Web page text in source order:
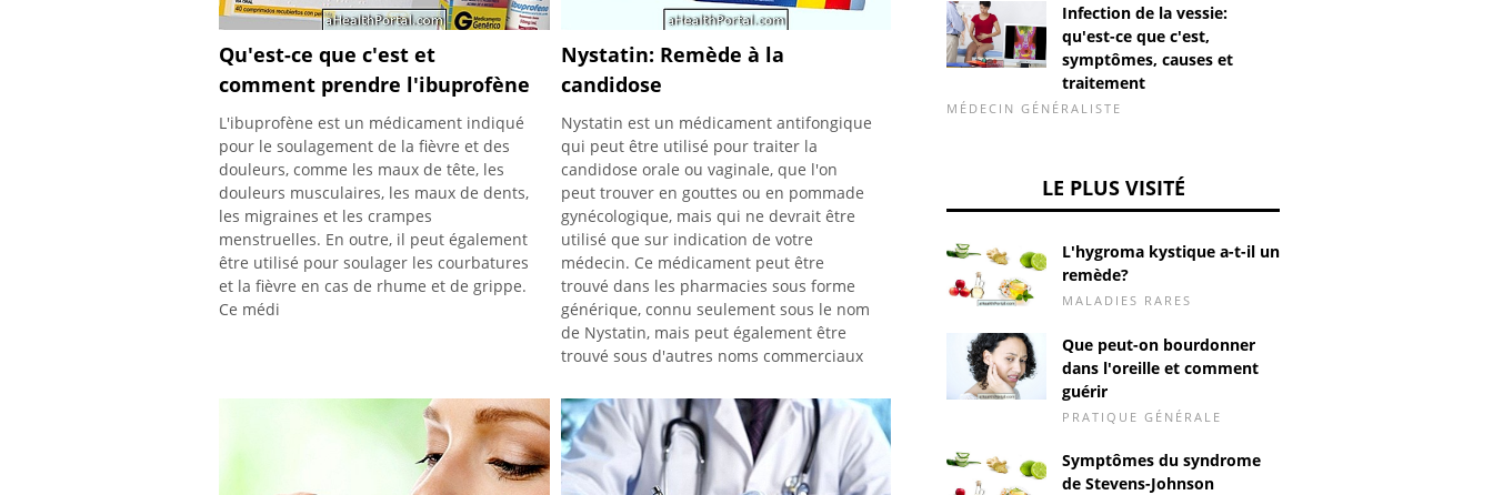
Qu'est-ce que c'est et
comment prendre l'ibuprofène
L'ibuprofène est un médicament indiqué
pour le soulagement de la fièvre et des
douleurs, comme les maux de tête, les
douleurs musculaires, les maux de dents,
les migraines et les crampes
menstruelles. En outre, il peut également
être utilisé pour soulager les courbatures
et la fièvre en cas de rhume et de grippe.
Ce médi
Nystatin: Remède à la
candidose
Nystatin est un médicament antifongique
qui peut être utilisé pour traiter la
candidose orale ou vaginale, que l'on
peut trouver en gouttes ou en pommade
gynécologique, mais qui ne devrait être
utilisé que sur indication de votre
médecin. Ce médicament peut être
trouvé dans les pharmacies sous forme
générique, connu seulement sous le nom
de Nystatin, mais peut également être
trouvé sous d'autres noms commerciaux
Candistatin, Canditrat, Inofungin, Nistatec
et Micostatin, par exemple. Gamme de
prix
Infection de la vessie:
qu'est-ce que c'est,
symptômes, causes et
traitement
MÉDECIN GÉNÉRALISTE
LE PLUS VISITÉ
L'hygroma kystique a-t-il un
remède?
MALADIES RARES
Que peut-on bourdonner
dans l'oreille et comment
guérir
PRATIQUE GÉNÉRALE
Symptômes du syndrome
de Stevens-Johnson